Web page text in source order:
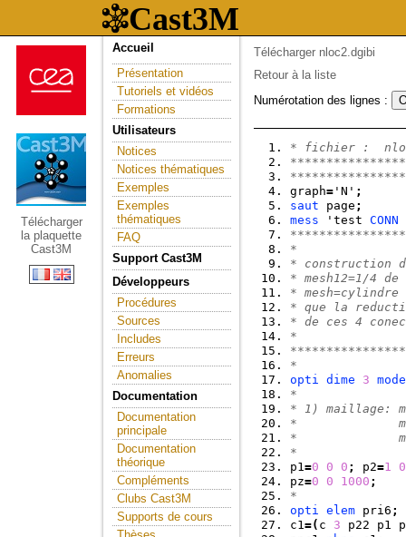
Télécharger
la plaquette
Cast3M
Accueil
Présentation
Tutoriels et vidéos
Formations
Utilisateurs
Notices
Notices thématiques
Exemples
Exemples
thématiques
FAQ
Support Cast3M
Développeurs
Procédures
Sources
Includes
Erreurs
Anomalies
Documentation
Documentation
principale
Documentation
théorique
Compléments
Clubs Cast3M
Supports de cours
Télécharger nloc2.dgibi
Retour à la liste
Numérotation des lignes :
* fichier :
graph= 'N' ;
saut page ;
mess 'test CONN
*
* construction
* mesh12=1/4
*
* que la
* de ces 4
*
*
opti dime 3 mode
*
* 1) maillage:
*
*
*
p1=0 0 0 ; p2=1
0
pz=0 0 1000 ;
*
opti elem pri6 ;
c1=( c 3 p22 p1